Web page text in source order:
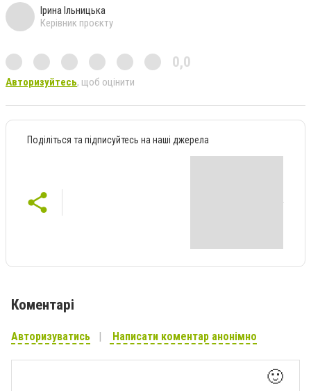
Ірина Ільницька
Керівник проєкту
0,0
Авторизуйтесь, щоб оцінити
Поділіться та підписуйтесь на наші джерела
Коментарі
Авторизуватись Написати коментар анонімно
🙂